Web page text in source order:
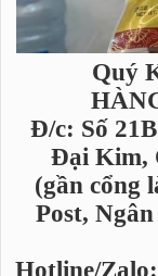
Quý
Đ/c: Số
Đại Kim,
(gần cổng
Post,
Hotline/